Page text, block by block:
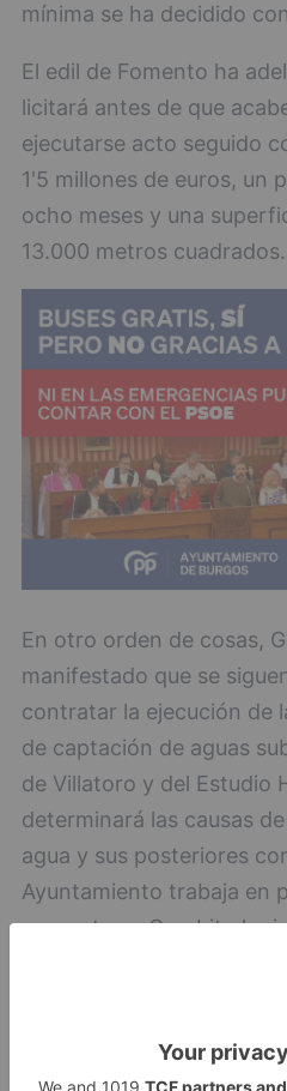
mínima se ha decidido
El edil de Fomento ha
licitará antes de que
ejecutarse acto seguido
1'5 millones de euros, un
ocho meses y una
13.000 metros cuadrados.
En otro orden de cosas,
manifestado que se
contratar la ejecución de
de captación de aguas
de Villatoro y del Estudio
determinará las causas
agua y sus posteriores
Ayuntamiento trabaja en
proyectos y Garabito ha